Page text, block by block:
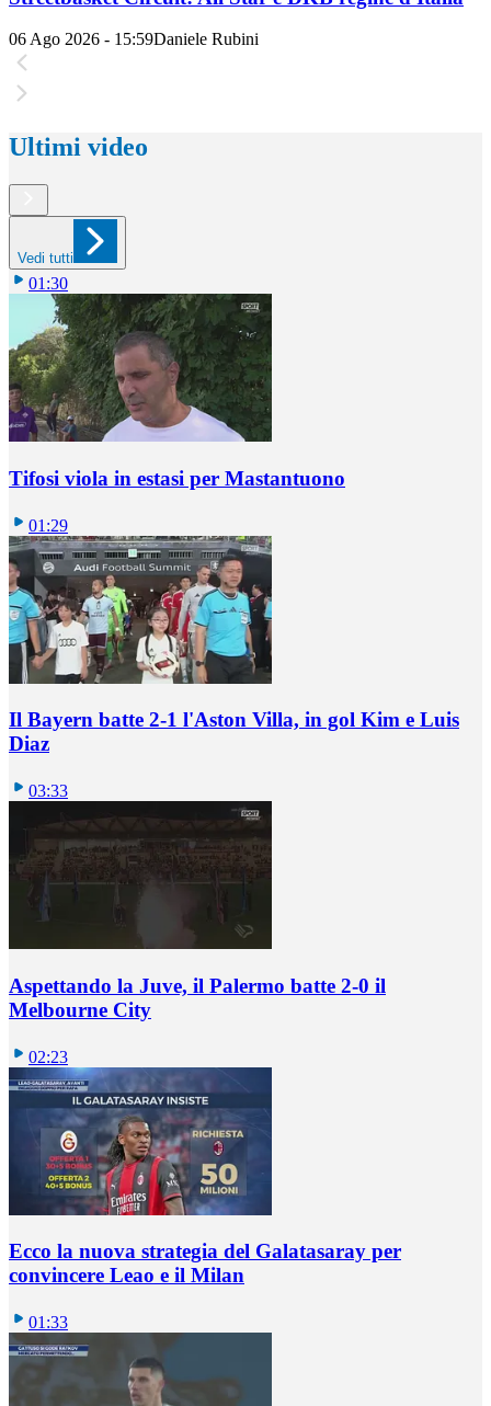
06 Ago 2026 - 15:59Daniele Rubini
Ultimi video
Vedi tutti
01:30
Tifosi viola in estasi per Mastantuono
01:29
Il Bayern batte 2-1 l'Aston Villa, in gol Kim e Luis
Diaz
03:33
Aspettando la Juve, il Palermo batte 2-0 il
Melbourne City
02:23
Ecco la nuova strategia del Galatasaray per
convincere Leao e il Milan
01:33